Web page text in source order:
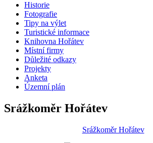
Historie
Fotografie
Tipy na výlet
Turistické informace
Knihovna Hořátev
Místní firmy
Důležité odkazy
Projekty
Anketa
Územní plán
Srážkoměr Hořátev
Srážkoměr Hořátev